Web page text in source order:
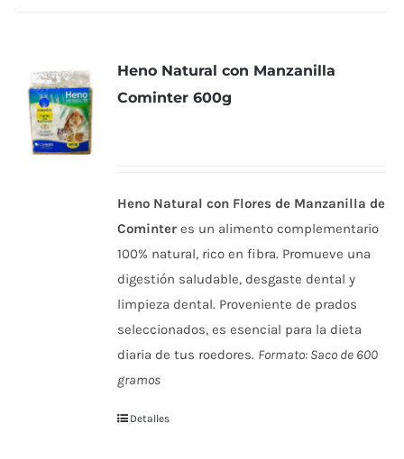
Heno Natural con Manzanilla
Cominter 600g
Heno Natural con Flores de Manzanilla de
Cominter es un alimento complementario
100% natural, rico en fibra. Promueve una
digestión saludable, desgaste dental y
limpieza dental. Proveniente de prados
seleccionados, es esencial para la dieta
diaria de tus roedores. Formato: Saco de 600
gramos
Detalles